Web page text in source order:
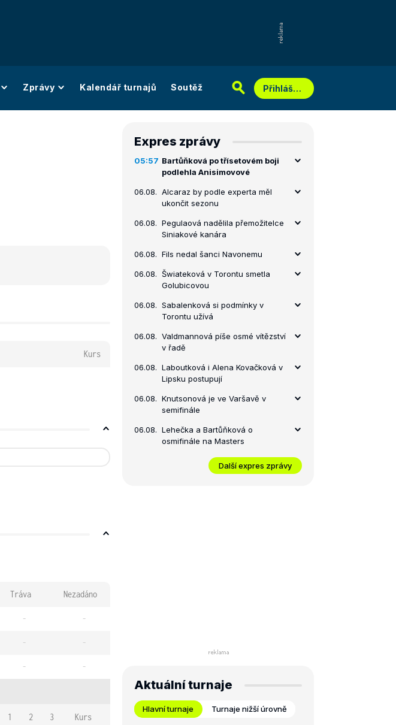
Zprávy Kalendář turnajů Soutěž Přihlášení
Kurs
Tráva Nezadáno
- -
- -
- -
1 2 3 Kurs
Expres zprávy
05:57 Bartůňková po třísetovém boji
podlehla Anisimovové
06.08. Alcaraz by podle experta měl
ukončit sezonu
06.08. Pegulaová nadělila přemožitelce
Siniakové kanára
06.08. Fils nedal šanci Navonemu
06.08. Šwiateková v Torontu smetla
Golubicovou
06.08. Sabalenková si podmínky v
Torontu užívá
06.08. Valdmannová píše osmé vítězství
v řadě
06.08. Laboutková i Alena Kovačková v
Lipsku postupují
06.08. Knutsonová je ve Varšavě v
semifinále
06.08. Lehečka a Bartůňková o
osmifinále na Masters
Další expres zprávy
Aktuální turnaje
Hlavní turnaje Turnaje nižší úrovně